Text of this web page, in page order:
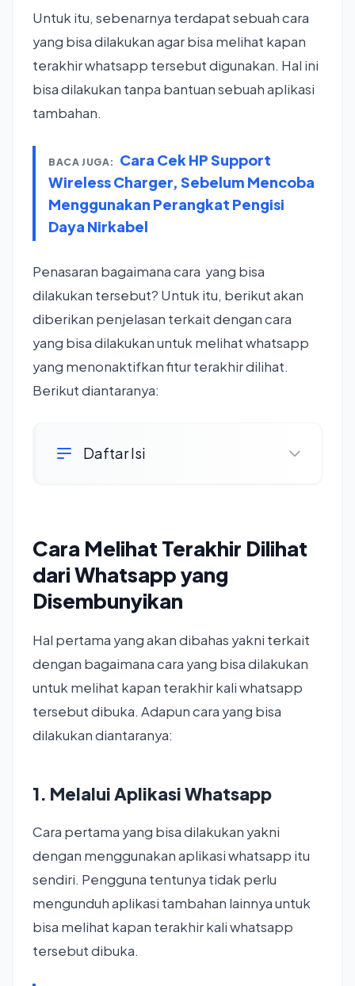
Untuk itu, sebenarnya terdapat sebuah cara
yang bisa dilakukan agar bisa melihat kapan
terakhir whatsapp tersebut digunakan. Hal ini
bisa dilakukan tanpa bantuan sebuah aplikasi
tambahan.
BACA JUGA:
Cara Cek HP Support
Wireless Charger, Sebelum Mencoba
Menggunakan Perangkat Pengisi
Daya Nirkabel
Penasaran bagaimana cara yang bisa
dilakukan tersebut? Untuk itu, berikut akan
diberikan penjelasan terkait dengan cara
yang bisa dilakukan untuk melihat whatsapp
yang menonaktifkan fitur terakhir dilihat.
Berikut diantaranya:
Daftar Isi
Cara Melihat Terakhir Dilihat
dari Whatsapp yang
Disembunyikan
Hal pertama yang akan dibahas yakni terkait
dengan bagaimana cara yang bisa dilakukan
untuk melihat kapan terakhir kali whatsapp
tersebut dibuka. Adapun cara yang bisa
dilakukan diantaranya:
1. Melalui Aplikasi Whatsapp
Cara pertama yang bisa dilakukan yakni
dengan menggunakan aplikasi whatsapp itu
sendiri. Pengguna tentunya tidak perlu
mengunduh aplikasi tambahan lainnya untuk
bisa melihat kapan terakhir kali whatsapp
tersebut dibuka.